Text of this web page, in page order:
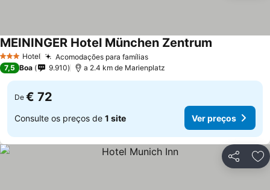
3 EstrelasHotel Acomodações para famílias
MEININGER Hotel München Zentrum
7,5 Boa 9.910 a 2.4 km de Marienplatz
De € 72
Consulte os preços de 1 site Ver preços
Partilhar